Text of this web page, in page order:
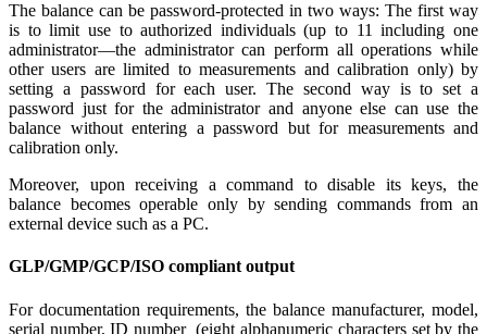
The balance can be password-protected in two ways: The first way
is to limit use to authorized individuals (up to 11 including one
administrator—the administrator can perform all operations while
other users are limited to measurements and calibration only) by
setting a password for each user. The second way is to set a
password just for the administrator and anyone else can use the
balance without entering a password but for measurements and
calibration only.
Moreover, upon receiving a command to disable its keys, the
balance becomes operable only by sending commands from an
external device such as a PC.
GLP/GMP/GCP/ISO compliant output
For documentation requirements, the balance manufacturer, model,
serial number, ID number (eight alphanumeric characters set by the